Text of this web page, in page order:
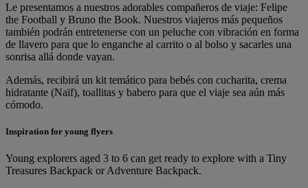
Le presentamos a nuestros adorables compañeros de viaje: Felipe
the Football y Bruno the Book. Nuestros viajeros más pequeños
también podrán entretenerse con un peluche con vibración en forma
de llavero para que lo enganche al carrito o al bolso y sacarles una
sonrisa allá donde vayan.
Además, recibirá un kit temático para bebés con cucharita, crema
hidratante (Naïf), toallitas y babero para que el viaje sea aún más
cómodo.
Inspiration for young flyers
Young explorers aged 3 to 6 can get ready to explore with a Tiny
Treasures Backpack or Adventure Backpack.